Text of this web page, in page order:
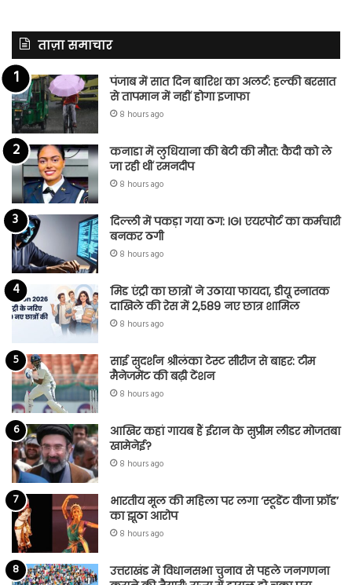
ताज़ा समाचार
पंजाब में सात दिन बारिश का अलर्ट: हल्की बरसात
से तापमान में नहीं होगा इजाफा
8 hours ago
कनाडा में लुधियाना की बेटी की माैत: कैदी को ले
जा रही थीं रमनदीप
8 hours ago
दिल्ली में पकड़ा गया ठग: IGI एयरपोर्ट का कर्मचारी
बनकर ठगी
8 hours ago
मिड एंट्री का छात्रों ने उठाया फायदा, डीयू स्नातक
दाखिले की रेस में 2,589 नए छात्र शामिल
8 hours ago
साई सुदर्शन श्रीलंका टेस्ट सीरीज से बाहर: टीम
मैनेजमेंट की बढ़ी टेंशन
8 hours ago
आखिर कहां गायब हैं ईरान के सुप्रीम लीडर मोजतबा
खामेनेई?
8 hours ago
भारतीय मूल की महिला पर लगा ‘स्टूडेंट वीजा फ्रॉड’
का झूठा आरोप
8 hours ago
उत्तराखंड में विधानसभा चुनाव से पहले जनगणना